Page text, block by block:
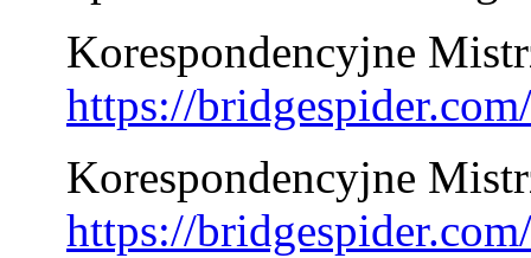
Korespondencyjne
https://
Korespondencyjne
https://